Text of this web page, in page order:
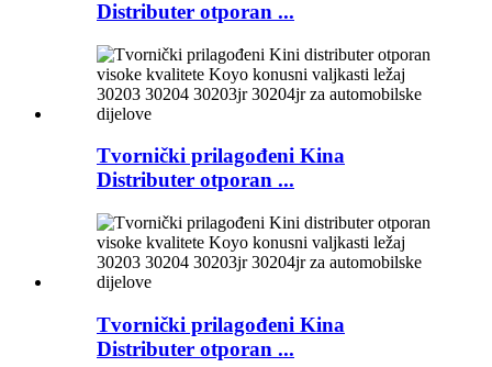
Distributer otporan ...
Tvornički prilagođeni Kina
Distributer otporan ...
Tvornički prilagođeni Kina
Distributer otporan ...